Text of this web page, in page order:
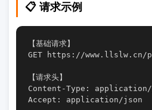
📋 请求示例
【基础请求】
GET https://www.llslw.cn/
【请求头】
Content-Type:
Accept: application/json